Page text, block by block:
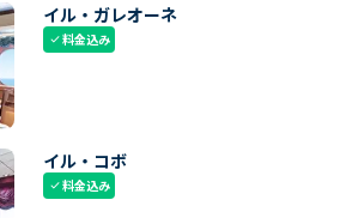
イル・ガレオーネ
check料金込み
イル・コボ
check料金込み